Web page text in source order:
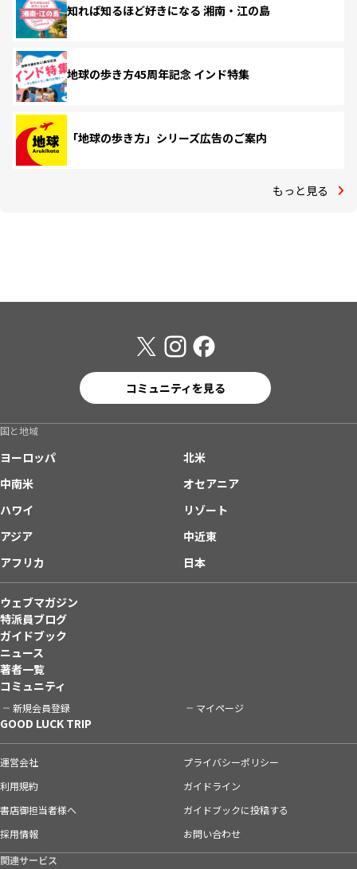
知れば知るほど好きになる 湘南・江の島
地球の歩き方45周年記念 インド特集
「地球の歩き方」シリーズ広告のご案内
もっと見る
コミュニティを見る
国と地域
ヨーロッパ
北米
中南米
オセアニア
ハワイ
リゾート
アジア
中近東
アフリカ
日本
ウェブマガジン
特派員ブログ
ガイドブック
ニュース
著者一覧
コミュニティ
新規会員登録 マイページ
GOOD LUCK TRIP
運営会社
プライバシーポリシー
利用規約
ガイドライン
書店御担当者様へ
ガイドブックに投稿する
採用情報
お問い合わせ
関連サービス